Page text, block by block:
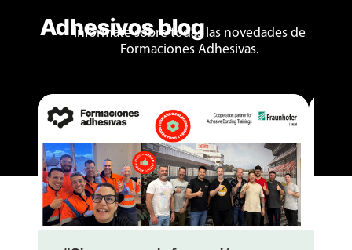
Adhesivos blog
Infórmate sobre todas las novedades de
Formaciones Adhesivas.